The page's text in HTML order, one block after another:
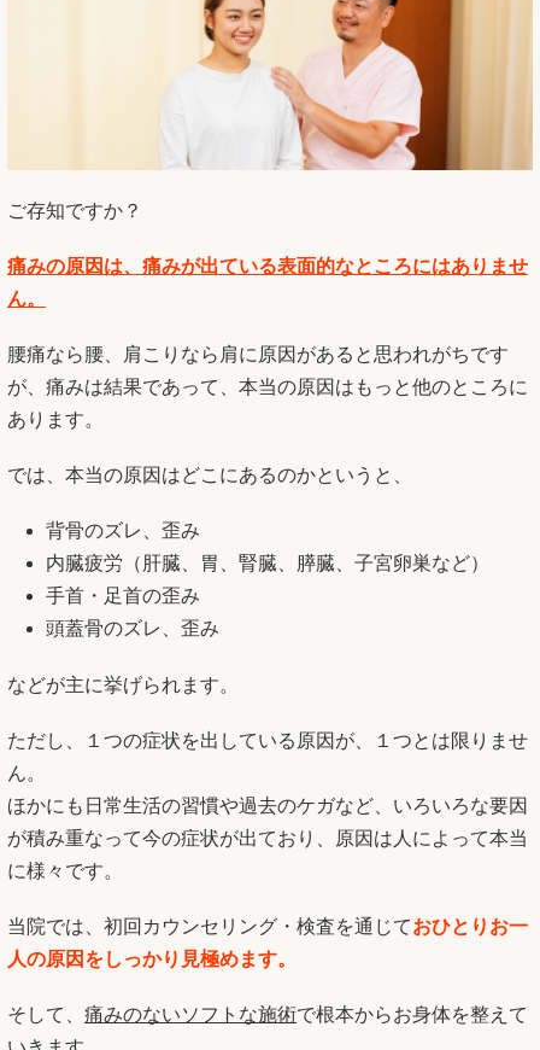
ご存知ですか？
痛みの原因は、痛みが出ている表面的なところにはありませ
ん。
腰痛なら腰、肩こりなら肩に原因があると思われがちです
が、痛みは結果であって、本当の原因はもっと他のところに
あります。
では、本当の原因はどこにあるのかというと、
背骨のズレ、歪み
内臓疲労（肝臓、胃、腎臓、膵臓、子宮卵巣など）
手首・足首の歪み
頭蓋骨のズレ、歪み
などが主に挙げられます。
ただし、１つの症状を出している原因が、１つとは限りませ
ん。
ほかにも日常生活の習慣や過去のケガなど、いろいろな要因
が積み重なって今の症状が出ており、原因は人によって本当
に様々です。
当院では、初回カウンセリング・検査を通じておひとりお一
人の原因をしっかり見極めます。
そして、 痛みのないソフトな施術で根本からお身体を整えて